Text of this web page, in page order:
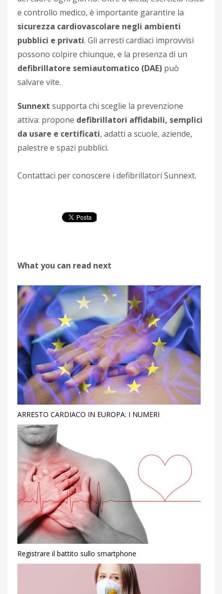
e controllo medico, è importante garantire la
sicurezza cardiovascolare negli ambienti
pubblici e privati. Gli arresti cardiaci improvvisi
possono colpire chiunque, e la presenza di un
defibrillatore semiautomatico (DAE) può
salvare vite.
Sunnext supporta chi sceglie la prevenzione
attiva: propone defibrillatori affidabili, semplici
da usare e certificati, adatti a scuole, aziende,
palestre e spazi pubblici.
Contattaci per conoscere i defibrillatori Sunnext.
What you can read next
ARRESTO CARDIACO IN EUROPA: I NUMERI
Registrare il battito sullo smartphone